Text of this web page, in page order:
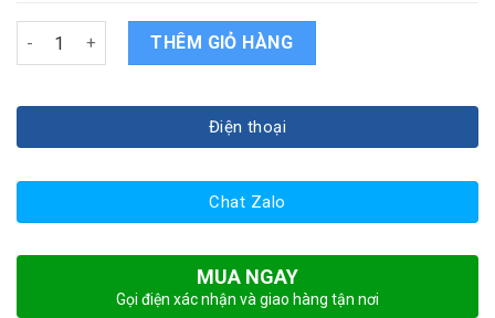
Pin Laptop Lenovo Ideapad Y650 quantity
THÊM GIỎ HÀNG
Điện thoại
Chat Zalo
MUA NGAY
Gọi điện xác nhận và giao hàng tận nơi